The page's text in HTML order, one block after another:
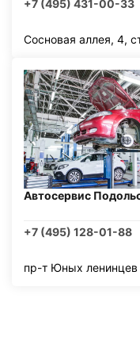
+7 (495) 431-00-33
Сосновая аллея, 4,
Автосервис
+7 (495) 128-01-88
пр-т Юных ленинцев